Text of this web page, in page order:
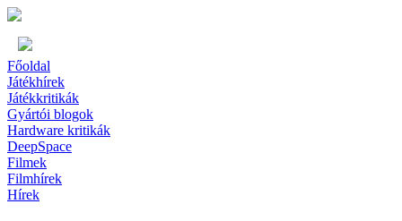
Főoldal
Játékhírek
Játékkritikák
Gyártói blogok
Hardware kritikák
DeepSpace
Filmek
Filmhírek
Hírek